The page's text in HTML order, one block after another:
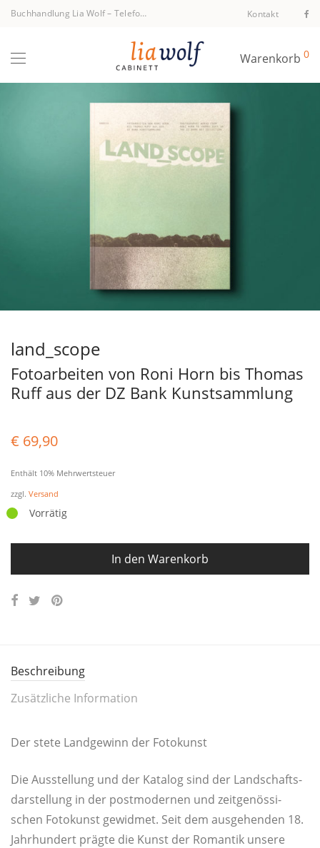
Buchhandlung Lia Wolf– Telefon +43 1 512 40 94 Kontakt
Warenkorb 0
land_scope
Fotoarbeiten von Roni Horn bis Thomas
Ruff aus der DZ Bank Kunstsammlung
€ 69,90
Enthält 10% Mehrwertsteuer
zzgl. Versand
Vorrätig
In den Warenkorb
Beschreibung
Zusätzliche Information
Der ste­te Land­ge­winn der Fotokunst
Die Aus­stel­lung und der Kata­log sind der Land­schafts­
dar­stel­lung in der post­mo­der­nen und zeit­ge­nös­si­
schen Foto­kunst gewid­met. Seit dem aus­ge­hen­den 18.
Jahr­hun­dert präg­te die Kunst der Roman­tik unse­re